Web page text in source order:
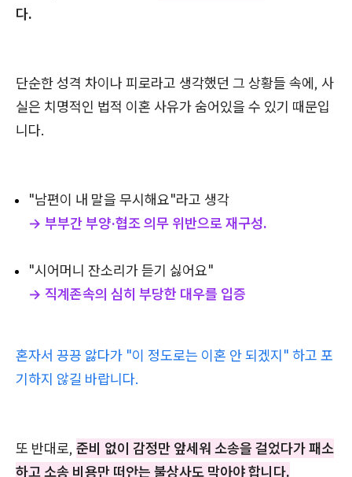
다.
단순한 성격 차이나 피로라고 생각했던 그 상황들 속에, 사
실은 치명적인 법적 이혼 사유가 숨어있을 수 있기 때문입
니다.
"남편이 내 말을 무시해요"라고 생각
→ 부부간 부양·협조 의무 위반으로 재구성.
"시어머니 잔소리가 듣기 싫어요"
→ 직계존속의 심히 부당한 대우를 입증
혼자서 끙끙 앓다가 "이 정도로는 이혼 안 되겠지" 하고 포
기하지 않길 바랍니다.
또 반대로, 준비 없이 감정만 앞세워 소송을 걸었다가 패소
하고 소송 비용만 떠안는 불상사도 막아야 합니다.